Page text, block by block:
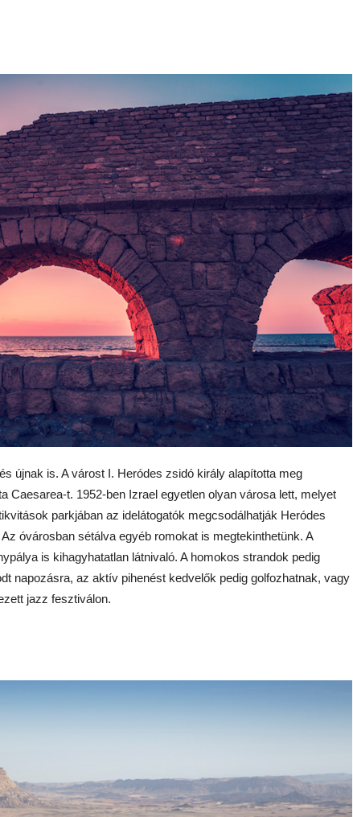
újnak is. A várost I. Heródes zsidó király alapította meg
Caesarea-t. 1952-ben Izrael egyetlen olyan városa lett, melyet
parkjában az idelátogatók megcsodálhatják Heródes
óvárosban sétálva egyéb romokat is megtekinthetünk. A
is kihagyhatatlan látnivaló. A homokos strandok pedig
napozásra, az aktív pihenést kedvelők pedig golfozhatnak, vagy
jazz fesztiválon.